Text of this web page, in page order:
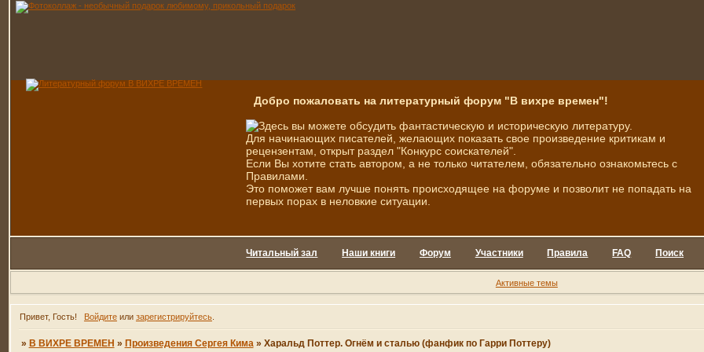
Добро пожаловать на литературный форум "В вихре времен"!
Здесь вы можете обсудить фантастическую и историческую литературу.
Для начинающих писателей, желающих показать свое произведение критикам и
рецензентам, открыт раздел "Конкурс соискателей".
Если Вы хотите стать автором, а не только читателем, обязательно ознакомьтесь с
Правилами.
Это поможет вам лучше понять происходящее на форуме и позволит не попадать на
первых порах в неловкие ситуации.
Читальный зал Наши книги Форум Участники Правила FAQ Поиск
Активные темы
Привет, Гость! Войдитеили зарегистрируйтесь.
» В ВИХРЕ ВРЕМЕН » Произведения Сергея Кима » Харальд Поттер. Огнём и сталью (фанфик по Гарри Поттеру)